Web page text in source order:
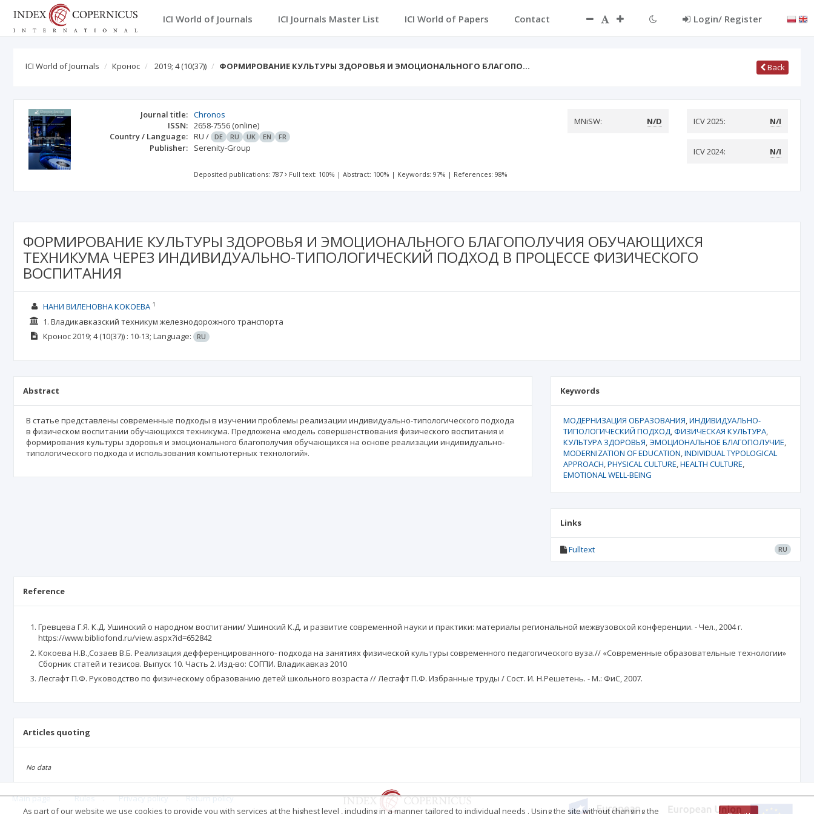
ICI World of Journals ICI Journals Master List ICI World of Papers Contact Login/ Register
ICI World of Journals Кронос 2019; 4(10(37)) ФОРМИРОВАНИЕ КУЛЬТУРЫ ЗДОРОВЬЯ И ЭМОЦИОНАЛЬНОГО БЛАГОПО… Back
Journal title: Chronos
ISSN: 2658-7556 (online)
Country / Language: RU / DE RU UK EN FR
Publisher: Serenity-Group
MNiSW: N/D ICV 2025: N/I
ICV 2024: N/I
Deposited publications: 787 Full text: 100% |Abstract: 100% | Keywords: 97% | References: 98%
ФОРМИРОВАНИЕ КУЛЬТУРЫ ЗДОРОВЬЯ И ЭМОЦИОНАЛЬНОГО БЛАГОПОЛУЧИЯ ОБУЧАЮЩИХСЯ
ТЕХНИКУМА ЧЕРЕЗ ИНДИВИДУАЛЬНО-ТИПОЛОГИЧЕСКИЙ ПОДХОД В ПРОЦЕССЕ ФИЗИЧЕСКОГО
ВОСПИТАНИЯ
НАНИ ВИЛЕНОВНА КОКОЕВА 1
1. Владикавказский техникум железнодорожного транспорта
Кронос2019; 4(10(37)) : 10-13; Language: RU
Abstract
В статье представлены современные подходы в изучении проблемы реализации индивидуально-типологического подхода
в физическом воспитании обучающихся техникума. Предложена «модель совершенствования физического воспитания и
формирования культуры здоровья и эмоционального благополучия обучающихся на основе реализации индивидуально-
типологического подхода и использования компьютерных технологий».
Keywords
МОДЕРНИЗАЦИЯ ОБРАЗОВАНИЯ ИНДИВИДУАЛЬНО-
ТИПОЛОГИЧЕСКИЙ ПОДХОД ФИЗИЧЕСКАЯ КУЛЬТУРА
КУЛЬТУРА ЗДОРОВЬЯ ЭМОЦИОНАЛЬНОЕ БЛАГОПОЛУЧИЕ
MODERNIZATION OF EDUCATION INDIVIDUAL TYPOLOGICAL
APPROACH PHYSICAL CULTURE HEALTH CULTURE
EMOTIONAL WELL-BEING
Links
Fulltext RU
Reference
Гревцева Г.Я. К.Д. Ушинский о народном воспитании/ Ушинский К.Д. и развитие современной науки и практики: материалы региональной межвузовской конференции. - Чел., 2004 г.
https://www.bibliofond.ru/view.aspx?id=652842
Кокоева Н.В.,Созаев В.Б. Реализация дефференцированного- подхода на занятиях физической культуры современного педагогического вуза.// «Современные образовательные технологии»
Сборник статей и тезисов. Выпуск 10. Часть 2. Изд-во: СОГПИ. Владикавказ 2010
Лесгафт П.Ф. Руководство по физическому образованию детей школьного возраста // Лесгафт П.Ф. Избранные труды / Сост. И. Н.Решетень. - М.: ФиC, 2007.
Articles quoting
No data
Main page . Rules . Privacy policy .
Return policy
As part of our website we use cookies to provide you with services at the highest level , including in a manner tailored to individual needs . Using the site without changing the